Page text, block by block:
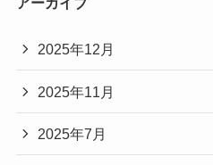
2025年12月
2025年11月
2025年7月